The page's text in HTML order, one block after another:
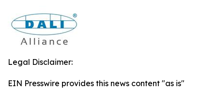
Legal Disclaimer:
EIN Presswire provides this news content "as is"